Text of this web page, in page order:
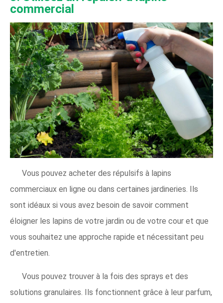
commercial
Vous pouvez acheter des répulsifs à lapins
commerciaux en ligne ou dans certaines jardineries. Ils
sont idéaux si vous avez besoin de savoir comment
éloigner les lapins de votre jardin ou de votre cour et que
vous souhaitez une approche rapide et nécessitant peu
d'entretien.
Vous pouvez trouver à la fois des sprays et des
solutions granulaires. Ils fonctionnent grâce à leur parfum,